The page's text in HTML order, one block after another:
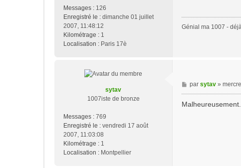
Messages : 126
Enregistré le : dimanche 01 juillet
2007, 11:48:12
Kilométrage : 1
Localisation : Paris 17è
e
Génial ma 1007 -
sytav
1007iste de bronze
Messages : 769
Enregistré le : vendredi 17 août
2007, 11:03:08
Kilométrage : 1
Localisation : Montpellier
M
e
s
par sytav»